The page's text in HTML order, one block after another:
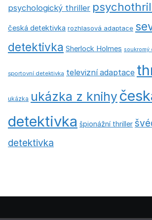
psychologický thriller
česká detektivka rozhlasová adaptace
detektivka Sherlock Holmes soukromý
sportovní detektivka televizní adaptace
ukázka ukázka z knihy
detektivka špionážní thriller
detektivka